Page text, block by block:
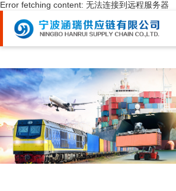
Error fetching content: 无法连接到远程服务器